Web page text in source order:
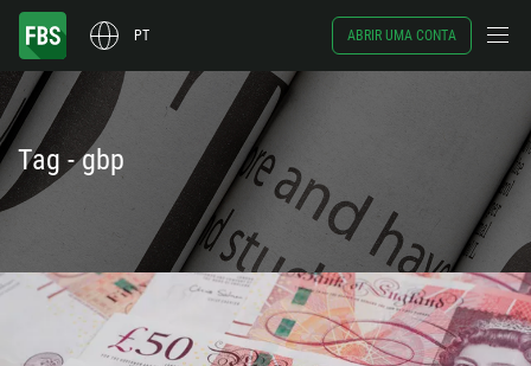
PT ABRIR UMA CONTA
Tag - gbp